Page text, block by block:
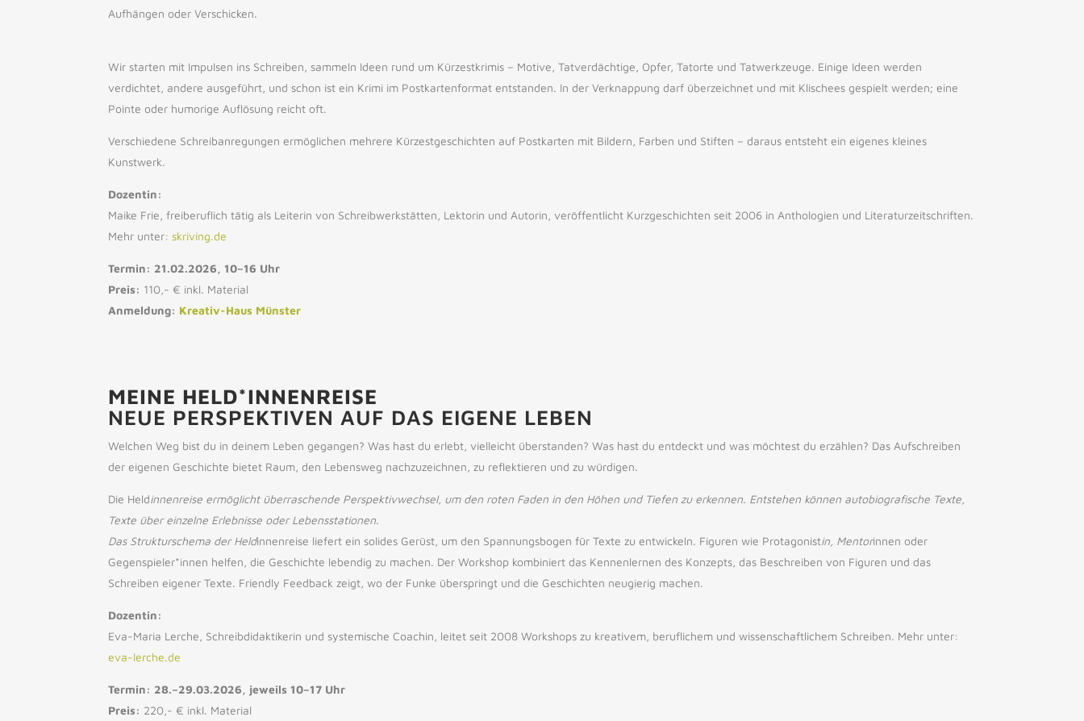
Aufhängen oder Verschicken.
Wir starten mit Impulsen ins Schreiben, sammeln Ideen rund um Kürzestkrimis – Motive, Tatverdächtige, Opfer, Tatorte und Tatwerkzeuge. Einige Ideen werden
verdichtet, andere ausgeführt, und schon ist ein Krimi im Postkartenformat entstanden. In der Verknappung darf überzeichnet und mit Klischees gespielt werden; eine
Pointe oder humorige Auflösung reicht oft.
Verschiedene Schreibanregungen ermöglichen mehrere Kürzestgeschichten auf Postkarten mit Bildern, Farben und Stiften – daraus entsteht ein eigenes kleines
Kunstwerk.
Dozentin:
Maike Frie, freiberuflich tätig als Leiterin von Schreibwerkstätten, Lektorin und Autorin, veröffentlicht Kurzgeschichten seit 2006 in Anthologien und Literaturzeitschriften.
Mehr unter: skriving.de
Termin: 21.02.2026, 10–16 Uhr
Preis: 110,- € inkl. Material
Anmeldung: Kreativ-Haus Münster
MEINE HELD*INNENREISE
NEUE PERSPEKTIVEN AUF DAS EIGENE LEBEN
Welchen Weg bist du in deinem Leben gegangen? Was hast du erlebt, vielleicht überstanden? Was hast du entdeckt und was möchtest du erzählen? Das Aufschreiben
der eigenen Geschichte bietet Raum, den Lebensweg nachzuzeichnen, zu reflektieren und zu würdigen.
Die Heldinnenreise ermöglicht überraschende Perspektivwechsel, um den roten Faden in den Höhen und Tiefen zu erkennen. Entstehen können autobiografische Texte,
Texte über einzelne Erlebnisse oder Lebensstationen.
Das Strukturschema der Heldinnenreise liefert ein solides Gerüst, um den Spannungsbogen für Texte zu entwickeln. Figuren wie Protagonistin, Mentorinnen oder
Gegenspieler*innen helfen, die Geschichte lebendig zu machen. Der Workshop kombiniert das Kennenlernen des Konzepts, das Beschreiben von Figuren und das
Schreiben eigener Texte. Friendly Feedback zeigt, wo der Funke überspringt und die Geschichten neugierig machen.
Dozentin:
Eva-Maria Lerche, Schreibdidaktikerin und systemische Coachin, leitet seit 2008 Workshops zu kreativem, beruflichem und wissenschaftlichem Schreiben. Mehr unter:
eva-lerche.de
Termin: 28.–29.03.2026, jeweils 10–17 Uhr
Preis: 220,- € inkl. Material